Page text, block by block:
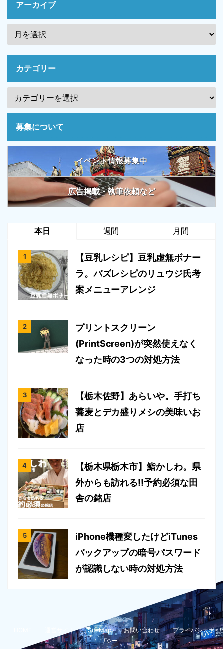
アーカイブ
カテゴリー
募集について
イベント情報募集中
広告掲載・執筆依頼など
本日 週間 月間
【豆乳レシピ】豆乳虚無ボナー
ラ。バズレシピのリュウジ氏考
案メニューアレンジ
プリントスクリーン
(PrintScreen)が突然使えなく
なった時の3つの対処方法
【栃木佐野】あらいや。手打ち
蕎麦とデカ盛りメシの美味いお
店
【栃木県栃木市】鮨かしわ。県
外からも訪れる!!予約必須な田
舎の銘店
iPhone機種変したけどiTunes
バックアップの暗号パスワード
が認識しない時の対処方法
運営サイト SiteMap お問い合わせ
プライバシーポ
リシー